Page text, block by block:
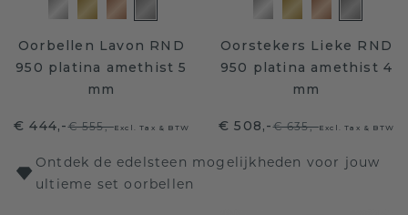
Oorbellen Lavon RND
950 platina amethist 5
mm
€ 444,-€ 555,-Excl. Tax & BTW
Oorstekers Lieke RND
950 platina amethist 4
mm
€ 508,-€ 635,-Excl. Tax & BTW
Ontdek de edelsteen mogelijkheden voor jouw
ultieme set oorbellen